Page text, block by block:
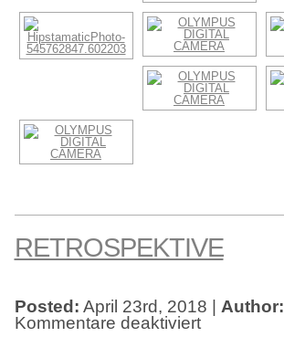
RETROSPEKTIVE
Posted: April 23rd, 2018 | Author:
Kommentare deaktiviertfür
Retrospektive